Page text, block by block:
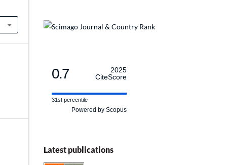
0.7
2025
CiteScore
31st percentile
Powered by Scopus
Latest publications